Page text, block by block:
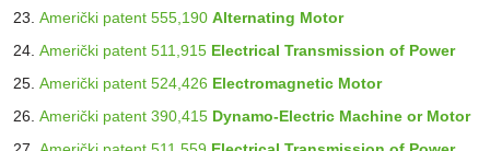
Američki patent 555,190 Alternating Motor
Američki patent 511,915 Electrical Transmission of Power
Američki patent 524,426 Electromagnetic Motor
Američki patent 390,415 Dynamo-Electric Machine or Motor